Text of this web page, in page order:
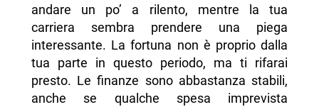
andare un po’ a rilento, mentre la tua
carriera sembra prendere una piega
interessante. La fortuna non è proprio dalla
tua parte in questo periodo, ma ti rifarai
presto. Le finanze sono abbastanza stabili,
anche se qualche spesa imprevista